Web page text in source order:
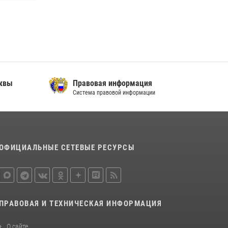
сотрудников вневедомственной охраны
столичного главка Росгвардии отмечает своё
Правовая информация
Система правовой информации
СЕТЕВЫЕ РЕСУРСЫ
ПРАВОВАЯ И ТЕХНИЧЕСКАЯ ИНФОРМАЦИЯ